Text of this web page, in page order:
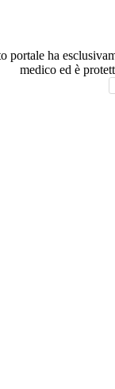
portale ha
medico ed è